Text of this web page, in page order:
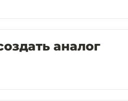
аналог